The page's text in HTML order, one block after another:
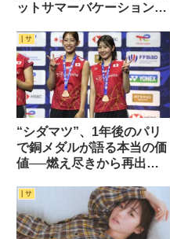
ットサマーバケーション』
| サ
“シダマツ”、1年後のパリ
で銅メダルが語る本当の価
値──燃え尽きから再出発
| サ